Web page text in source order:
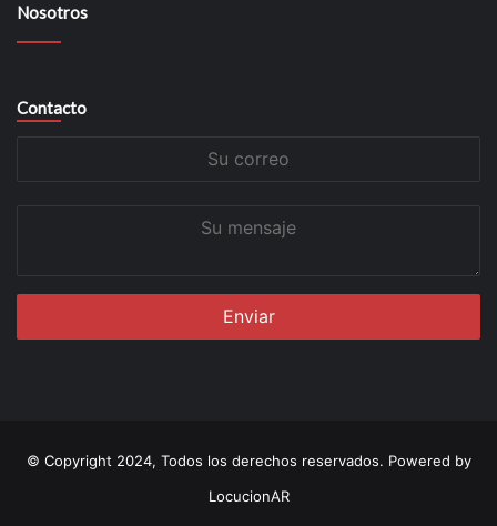
Nosotros
Contacto
© Copyright 2024, Todos los derechos reservados. Powered by
LocucionAR